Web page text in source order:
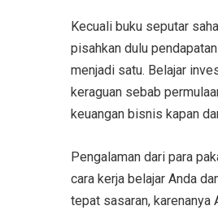
Kecuali buku seputar
pisahkan dulu
menjadi satu. Belajar
keraguan sebab
keuangan bisnis kapan
Pengalaman dari para
cara kerja belajar Anda
tepat sasaran, karenanya